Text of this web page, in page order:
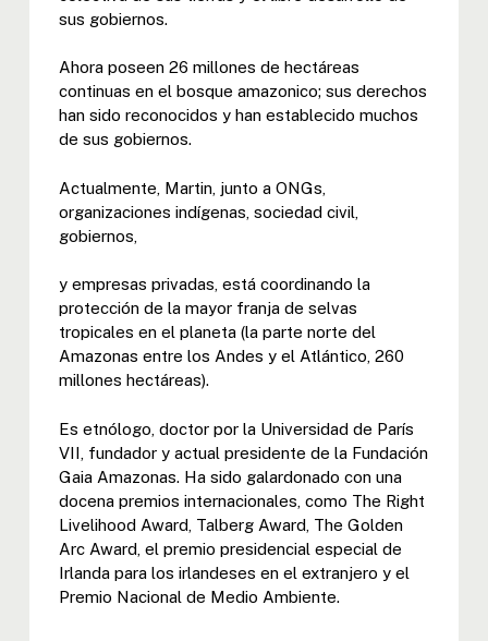
sus gobiernos.
Ahora poseen 26 millones de hectáreas
continuas en el bosque amazonico; sus derechos
han sido reconocidos y han establecido muchos
de sus gobiernos.
Actualmente, Martin, junto a ONGs,
organizaciones indígenas, sociedad civil,
gobiernos,
y empresas privadas, está coordinando la
protección de la mayor franja de selvas
tropicales en el planeta (la parte norte del
Amazonas entre los Andes y el Atlántico, 260
millones hectáreas).
Es etnólogo, doctor por la Universidad de París
VII, fundador y actual presidente de la Fundación
Gaia Amazonas. Ha sido galardonado con una
docena premios internacionales, como The Right
Livelihood Award, Talberg Award, The Golden
Arc Award, el premio presidencial especial de
Irlanda para los irlandeses en el extranjero y el
Premio Nacional de Medio Ambiente.